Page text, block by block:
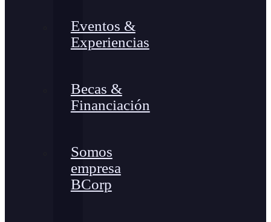
Eventos &
Experiencias
Becas &
Financiación
Somos
empresa
BCorp